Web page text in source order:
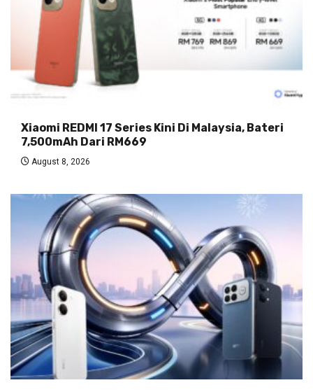
Xiaomi REDMI 17 Series Kini Di Malaysia, Bateri
7,500mAh Dari RM669
August 8, 2026